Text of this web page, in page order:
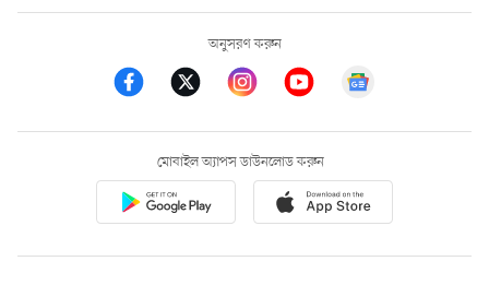
অনুসরণ করুন
মোবাইল অ্যাপস ডাউনলোড করুন